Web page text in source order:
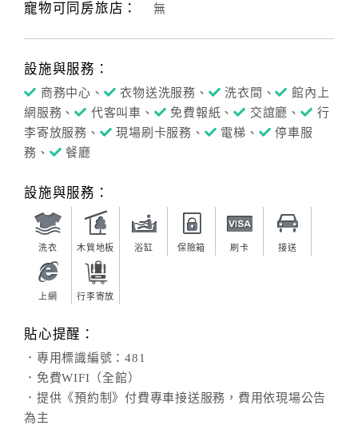
寵物可同房旅店： 無
設施與服務：
商務中心、 衣物送洗服務、 洗衣間、
館內上
網服務、
代客叫車、 免費報紙、 交誼廳、
行
李寄放服務、
現場刷卡服務、 電梯、
停車服
務、
餐廳
設施與服務：
洗衣 木質地板 浴缸 保險箱 刷卡 接送
上網 行李寄放
貼心提醒：
．專用標識編號：481
．免費WIFI（全館）
．提供《預約制》付費專車接送服務，費用依現場公告
為主